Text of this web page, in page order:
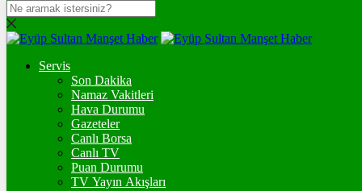
DOLAR
47,7131$% 0.16
EURO
% 0
STERLİN
% 0.08
GRAM ALTIN
Servis
Son Dakika
Namaz Vakitleri
Hava Durumu
Gazeteler
Canlı Borsa
Canlı TV
Puan Durumu
TV Yayın Akışları